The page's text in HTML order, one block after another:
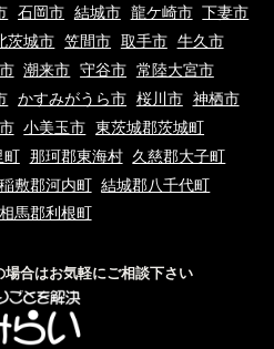
して5,500円(税込)を申し受けます。
見料金5,500円(税込)を申し受けま
ることが出来ない作業内容と判断した
す。
ージでのご案内の料金と現場を拝見さ
現場の環境やお客様のご依頼内容によ
希望の場合は特別出張料がかかりま
するサービスです。
お願いいたします。ご契約の際は慎重
イトが対応できない場合は、その旨を
様情報はそれ以外を目的とした使用は
石岡市 結城市 龍ケ崎市 下妻市
茨城市 笠間市 取手市 牛久市
潮来市 守谷市 常陸大宮市
かすみがうら市 桜川市 神栖市
小美玉市 東茨城郡茨城町
町 那珂郡東海村 久慈郡大子町
稲敷郡河内町 結城郡八千代町
馬郡利根町
場合はお気軽にご相談下さい